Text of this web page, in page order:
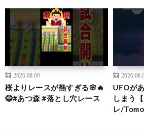
2026.08.09
桜よりレースが熱すぎる🌸🔥
😂#あつ森 #落とし穴レース
UFOが
しまう
レ/